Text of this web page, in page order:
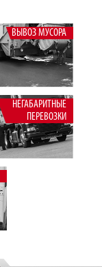
ВЫВОЗ МУСОРА
НЕГАБАРИТНЫЕ
ПЕРЕВОЗКИ